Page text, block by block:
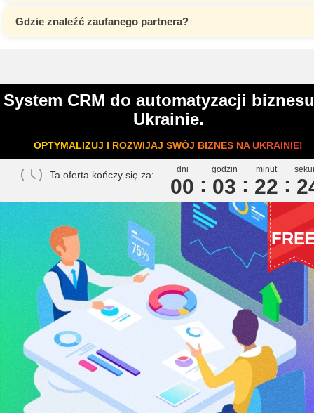
Gdzie znaleźć zaufanego partnera?
System CRM do automatyzacji
Ukrainie.
OPTYMALIZUJ I ROZWIJAJ SWÓJ BIZNES NA UKRAINIE!
Ta oferta kończy się za: dni
00
godzin
03
minut
22 2